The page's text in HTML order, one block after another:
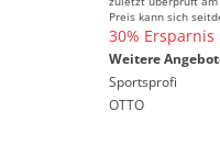
Preis kann sich
30% Ersparnis
Weitere
Sportsprofi
OTTO